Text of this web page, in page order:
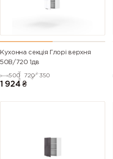
Кухонна секція Глорі верхня
50В/720 1дв
500 720 350
1 924 ₴